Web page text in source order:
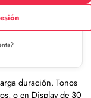
duración. Tonos
o en Display de 30